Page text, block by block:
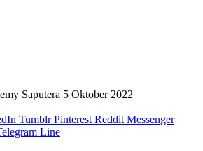
Saputera 5 Oktober 2022
Tumblr Pinterest Reddit Messenger
Line